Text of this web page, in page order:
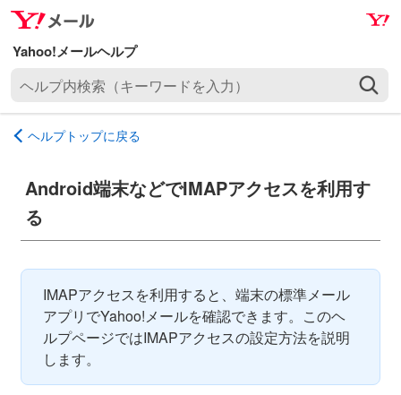
ナ
ビ
ゲ
ー
ョ
ン
ッ
メ
イ
ン
コ
テ
ン
キ
プ
プ
内
ワ
力
ヘルプトップに戻る
Android端末などでIMAPアクセスを利用す
る
IMAPアクセスを利用すると、端末の標準メール
アプリでYahoo!メールを確認できます。このヘ
ルプページではIMAPアクセスの設定方法を説明
します。